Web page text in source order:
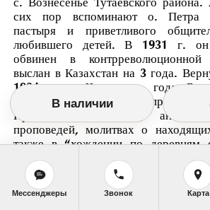
сих пор вспоминают о. Петра
пастыря и приветливого
любившего детей. В 1931 г. он
обвинен в контрреволюционной
выслан в Казахстан на 3 года.
1934 года. Через два года
арестован и обвинен в
Православной Церкви,
проповедей, молитвах о
также в “хождении по деревням
разрешения органов власти”. В
Петр был приговорен к трем
Сибирском исправительно-
1937 г. он закончил свой
В наличии
Мессенджеры Звонок Карта